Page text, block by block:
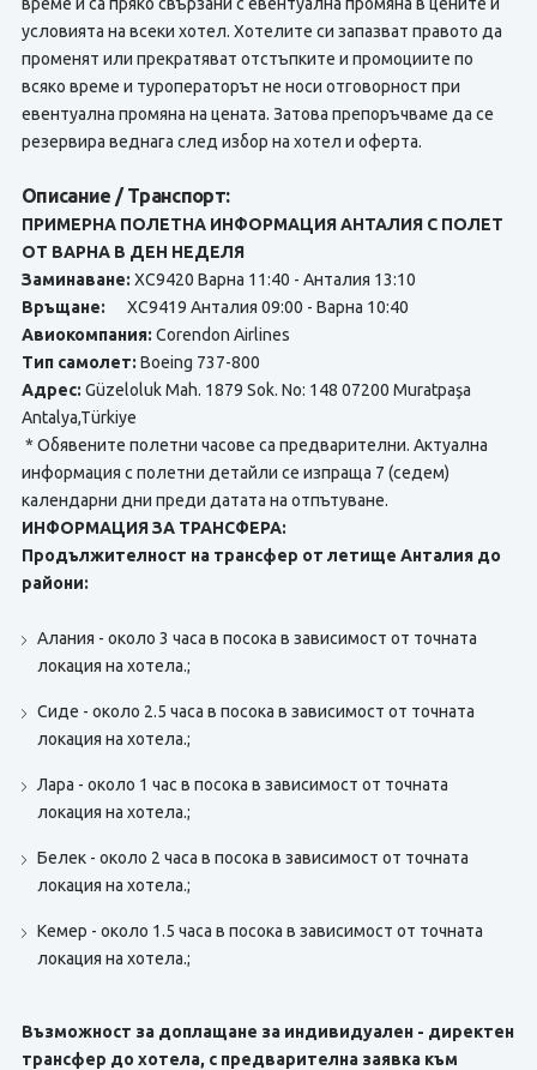
условията на всеки хотел. Хотелите си запазват правото да
променят или прекратяват отстъпките и промоциите по
всяко време и туроператорът не носи отговорност при
евентуална промяна на цената. Затова препоръчваме да се
резервира веднага след избор на хотел и оферта.
Описание / Транспорт:
ПРИМЕРНА ПОЛЕТНА ИНФОРМАЦИЯ АНТАЛИЯ С ПОЛЕТ
ОТ ВАРНА В ДЕН НЕДЕЛЯ
Заминаване: XC9420 Варна 11:40 - Анталия 13:10
Връщане:
XC9419 Анталия 09:00 - Варна 10:40
Авиокомпания: Corendon Airlines
Тип самолет: Boeing 737-800
Адрес: Güzeloluk Mah. 1879 Sok. No: 148 07200 Muratpaşa
Antalya,Türkiye
* Обявените полетни часове са предварителни. Актуална
информация с полетни детайли се изпраща 7 (седем)
календарни дни преди датата на отпътуване.
ИНФОРМАЦИЯ ЗА ТРАНСФЕРА:
Продължителност на трансфер от летище Анталия до
райони:
Алания - около 3 часа в посока в зависимост от точната
локация на хотела.;
Сиде - около 2.5 часа в посока в зависимост от точната
локация на хотела.;
Лара - около 1 час в посока в зависимост от точната
локация на хотела.;
Белек - около 2 часа в посока в зависимост от точната
локация на хотела.;
Кемер - около 1.5 часа в посока в зависимост от точната
локация на хотела.;
Възможност за доплащане за индивидуален - директен
трансфер до хотела, с предварителна заявка към